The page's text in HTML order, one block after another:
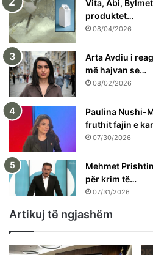
Vita, Abi,
produktet…
08/04/2026
Arta Avdiu i
më hajvan se…
08/02/2026
Paulina Nushi-
fruthit fajin e
07/30/2026
Mehmet
për krim të…
07/31/2026
Artikuj të ngjashëm